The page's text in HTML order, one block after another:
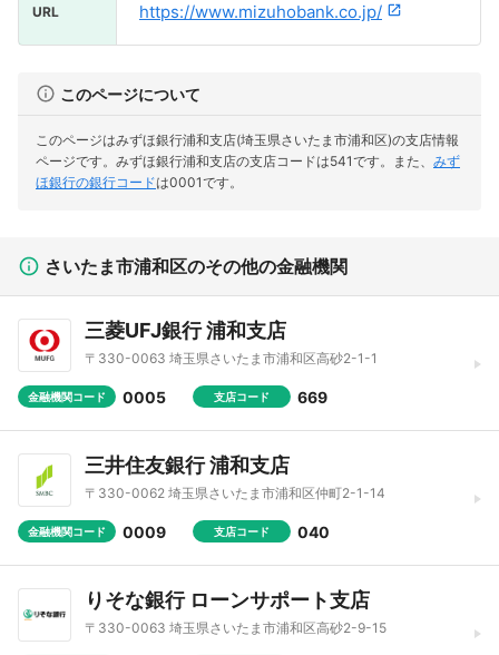
URL https://www.mizuhobank.co.jp/
このページについて
このページはみずほ銀行浦和支店(埼玉県さいたま市浦和区)の支店情報
ページです。 みずほ銀行浦和支店の支店コードは541です。 また、 みず
ほ銀行の銀行コードは0001です。
さいたま市浦和区のその他の金融機関
三菱UFJ銀行 浦和支店
〒330-0063 埼玉県さいたま市浦和区高砂2-1-1
金融機関コード 0005 支店コード 669
三井住友銀行 浦和支店
〒330-0062 埼玉県さいたま市浦和区仲町2-1-14
金融機関コード 0009 支店コード 040
りそな銀行 ローンサポート支店
〒330-0063 埼玉県さいたま市浦和区高砂2-9-15